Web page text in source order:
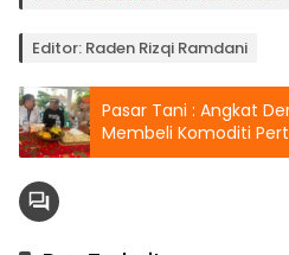
Editor: Raden Rizqi Ramdani
Pasar Tani : Angkat
Membeli Komoditi
Layak